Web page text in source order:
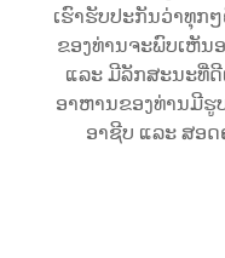
ເຮົາຮັບປະກັນວ່າທຸກ
ຂອງທ່ານຈະພົບເຫັນ
ແລະ ມີລັກສະນະທີ່ດີ
ອາຫານຂອງທ່ານມີ
ອາຊີບ ແລະ ສອ